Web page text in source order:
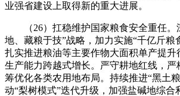
业强省建设上取得新的重大进展。
（26）扛稳维护国家粮食安全重任。
地、藏粮于技”战略，加力实施“千亿斤粮
扎实推进粮油等主要作物大面积单产提升
生产能力跨越式增长。严守耕地红线，严
筹优化各类农用地布局。持续推进“黑土
动“梨树模式”迭代升级，加强盐碱地综合